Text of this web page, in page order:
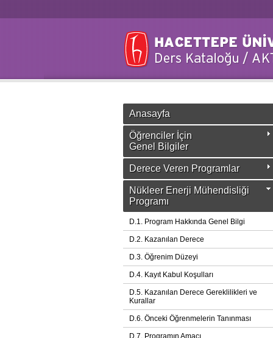
Anasayfa
Öğrenciler İçin
Genel Bilgiler
Derece Veren Programlar
Nükleer Enerji Mühendisliği
Programı
D.1. Program Hakkında Genel Bilgi
D.2. Kazanılan Derece
D.3. Öğrenim Düzeyi
D.4. Kayıt Kabul Koşulları
D.5. Kazanılan Derece Gereklilikleri ve
Kurallar
D.6. Önceki Öğrenmelerin Tanınması
D.7. Programın Amacı